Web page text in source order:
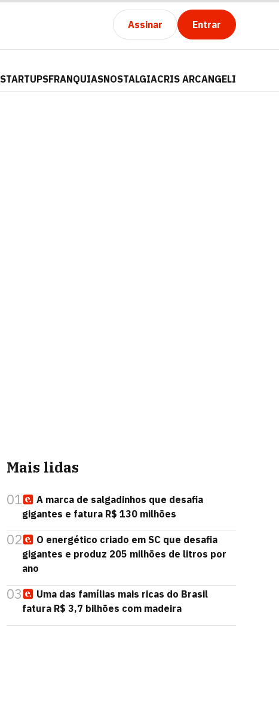
Assinar Entrar
STARTUPSFRANQUIASNOSTALGIACRIS ARCANGELI
Mais lidas
01
A marca de salgadinhos que desafia
gigantes e fatura R$ 130 milhões
02
O energético criado em SC que desafia
gigantes e produz 205 milhões de litros por
ano
03
Uma das famílias mais ricas do Brasil
fatura R$ 3,7 bilhões com madeira